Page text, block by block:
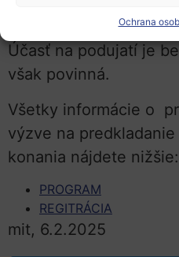
Ochrana
konferencie 26. júna
Účasť na podujatí je
však povinná.
Všetky informácie o
výzve na
konania nájdete nižšie:
PROGRAM
REGITRÁCIA
mit, 6.2.2025